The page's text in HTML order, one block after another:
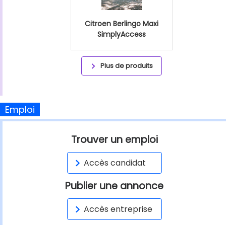
Citroen Berlingo Maxi
SimplyAccess
Plus de produits
Emploi
Trouver un emploi
Accès candidat
Publier une annonce
Accès entreprise